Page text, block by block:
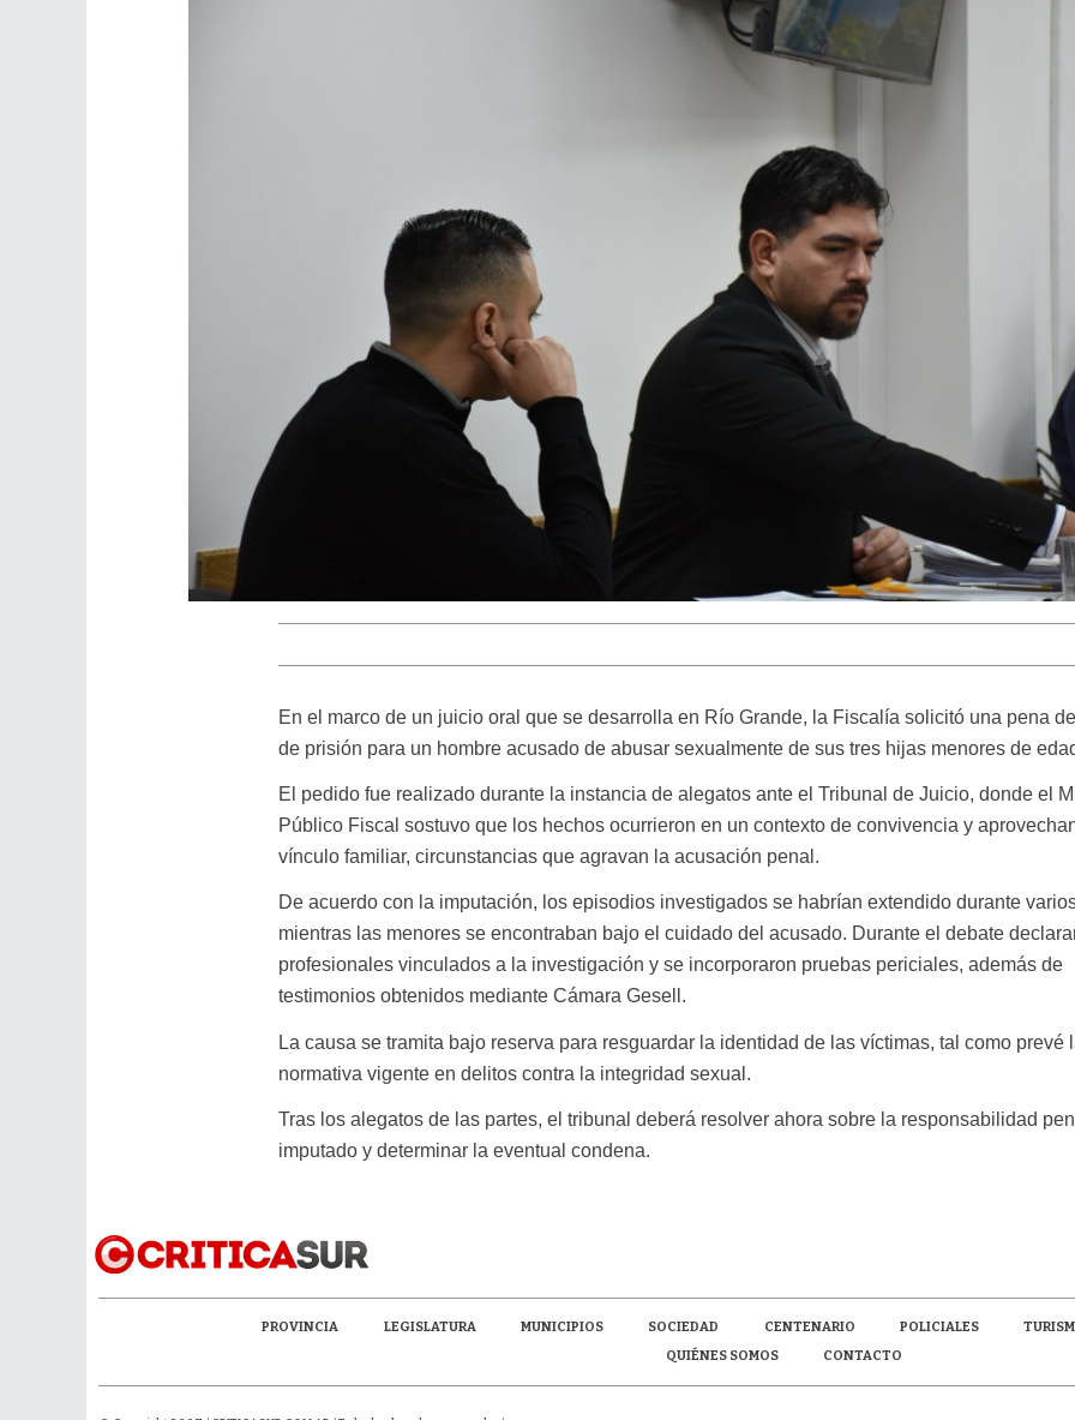
En el marco de un juicio oral que se desarrolla en Río Grande, la Fiscalía solicitó una pena
de prisión para un hombre acusado de abusar sexualmente de sus tres hijas menores de
El pedido fue realizado durante la instancia de alegatos ante el Tribunal de Juicio, donde el
Público Fiscal sostuvo que los hechos ocurrieron en un contexto de convivencia y
vínculo familiar, circunstancias que agravan la acusación penal.
De acuerdo con la imputación, los episodios investigados se habrían extendido durante
mientras las menores se encontraban bajo el cuidado del acusado. Durante el debate
profesionales vinculados a la investigación y se incorporaron pruebas periciales, además de
testimonios obtenidos mediante Cámara Gesell.
La causa se tramita bajo reserva para resguardar la identidad de las víctimas, tal como prevé
normativa vigente en delitos contra la integridad sexual.
Tras los alegatos de las partes, el tribunal deberá resolver ahora sobre la responsabilidad
imputado y determinar la eventual condena.
LAGARTIJA MAGALLÁNICA, EL
TIERRA DEL FUEGO
PROVINCIA LEGISLATURA MUNICIPIOS SOCIEDAD CENTENARIO POLICIALES
QUIÉNES SOMOS
CONTACTO